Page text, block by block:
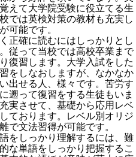
えて大学院受験に役立てる生
では英検対策の教材も充実し
可能です。
正確に読むにはしっかりとし
従って当校では高校卒業まで
復習します。大学入試をした
をしなおしますが、なかなか
出せる人、様々です。苦労す
遡って復習をする生徒もいま
実させて、基礎から応用レベ
ております。レベル別オリジ
で文法習得が可能です。
をしっかり理解するには、難
な単語をしっかり把握するこ